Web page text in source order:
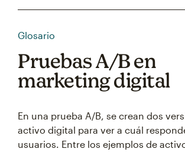
Glosario
Pruebas A/B en
marketing digital
En una prueba A/B, se crean dos
activo digital para ver a cuál
usuarios. Entre los ejemplos de